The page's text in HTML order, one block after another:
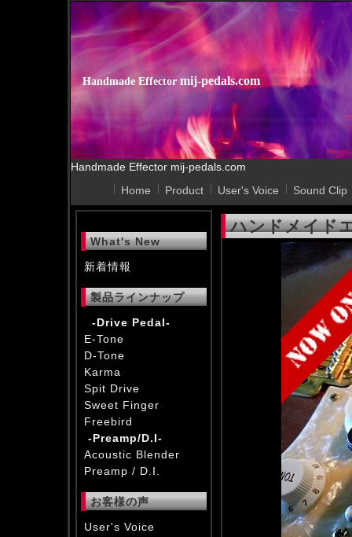
Handmade Effector mij-pedals.com
Handmade Effector mij-pedals.com
Home
Product User's Voice Sound Clip
ハンドメイド
What's New
新着情報
製品ラインナップ
-Drive Pedal-
E-Tone
D-Tone
Karma
Spit Drive
Sweet Finger
Freebird
-Preamp/D.I-
Acoustic Blender
Preamp / D.I.
お客様の声
User's Voice